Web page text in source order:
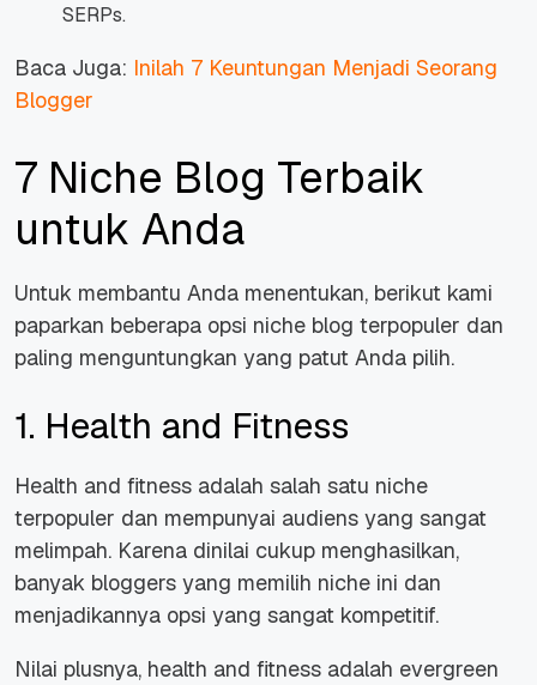
SERPs.
Baca Juga: Inilah 7 Keuntungan Menjadi Seorang
Blogger
7 Niche Blog Terbaik
untuk Anda
Untuk membantu Anda menentukan, berikut kami
paparkan beberapa opsi niche blog terpopuler dan
paling menguntungkan yang patut Anda pilih.
1. Health and Fitness
Health and fitness adalah salah satu niche
terpopuler dan mempunyai audiens yang sangat
melimpah. Karena dinilai cukup menghasilkan,
banyak bloggers yang memilih niche ini dan
menjadikannya opsi yang sangat kompetitif.
Nilai plusnya, health and fitness adalah evergreen